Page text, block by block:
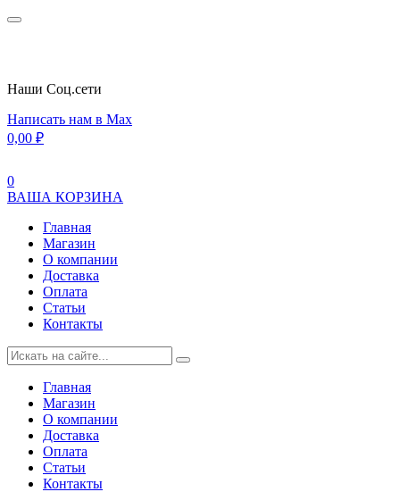
Наши Cоц.сети
Написать нам в Max
0,00 ₽
0
ВАША КОРЗИНА
Главная
Магазин
О компании
Доставка
Оплата
Статьи
Контакты
Главная
Магазин
О компании
Доставка
Оплата
Статьи
Контакты